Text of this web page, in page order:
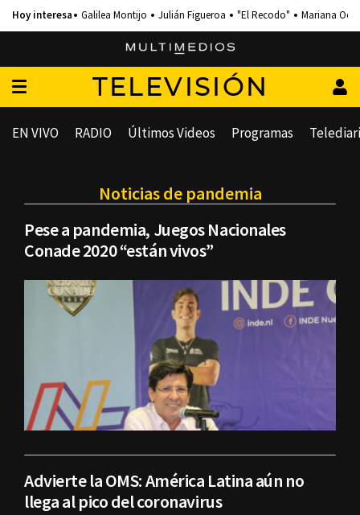
Galilea Montijo Julián Figueroa "El Recodo" Mariana
TELEVISIÓN
EN VIVO RADIO Últimos Videos Programas
Noticias de pandemia
Pese a pandemia, Juegos Nacionales
Conade 2020 “están vivos”
Advierte la OMS: América Latina aún no
llega al pico del coronavirus